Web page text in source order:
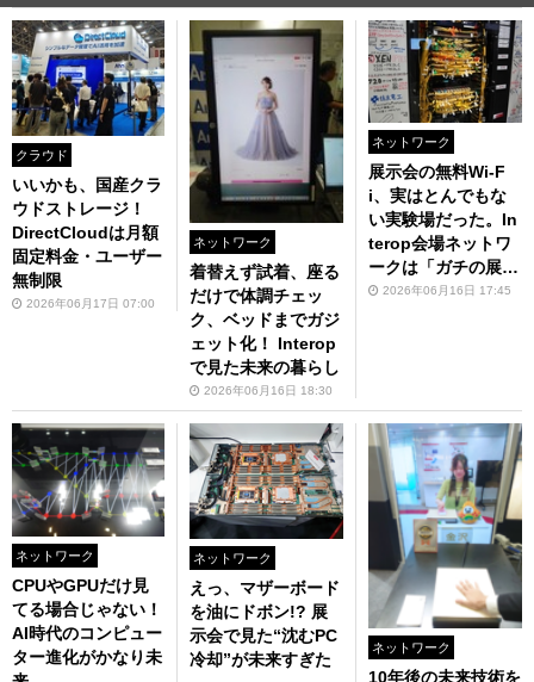
クラウド
いいかも、国産クラ
ウドストレージ！
DirectCloudは月額
固定料金・ユーザー
無制限
2026年06月17日 07:00
ネットワーク
着替えず試着、座る
だけで体調チェッ
ク、ベッドまでガジ
ェット化！ Interop
で見た未来の暮らし
2026年06月16日 18:30
ネットワーク
展示会の無料Wi-F
i、実はとんでもな
い実験場だった。In
terop会場ネットワ
ークは「ガチの展
示」2026年06月16日 17:45
ネットワーク
CPUやGPUだけ見
てる場合じゃない！
AI時代のコンピュー
ター進化がかなり未
ネットワーク
えっ、マザーボード
を油にドボン!? 展
示会で見た“沈むPC
冷却”が未来すぎた
ネットワーク
10年後の未来技術を